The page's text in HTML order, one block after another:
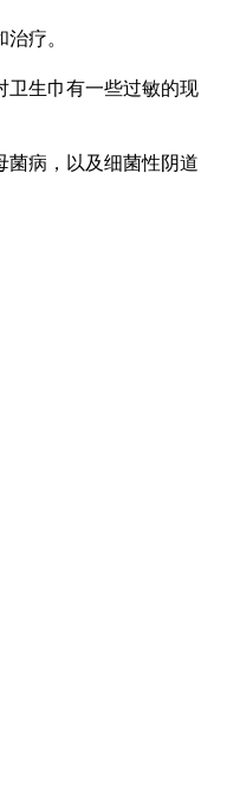
疗。
生巾有一些过敏的现
病，以及细菌性阴道